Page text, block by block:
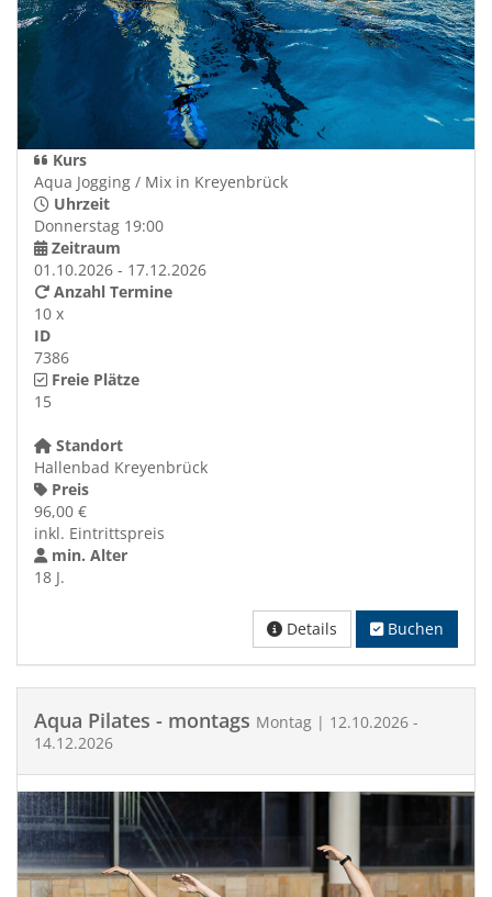
Kurs
Aqua Jogging / Mix in Kreyenbrück
Uhrzeit
Donnerstag 19:00
Zeitraum
01.10.2026 - 17.12.2026
Anzahl Termine
10 x
ID
7386
Freie Plätze
15
Standort
Hallenbad Kreyenbrück
Preis
96,00 €
inkl. Eintrittspreis
min. Alter
18 J.
Details Buchen
Aqua Pilates - montags Montag | 12.10.2026 -
14.12.2026